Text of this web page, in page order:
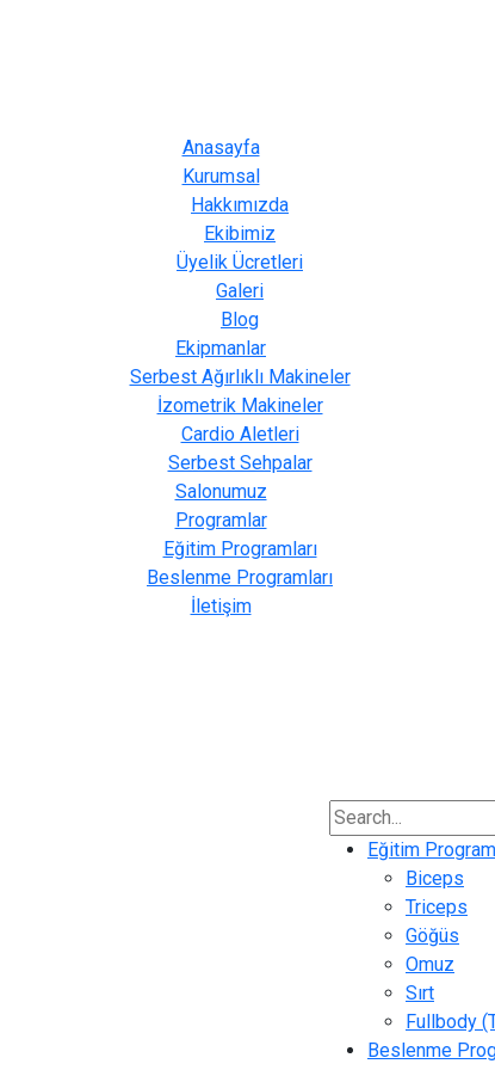
Anasayfa
Kurumsal
Hakkımızda
Ekibimiz
Üyelik Ücretleri
Galeri
Blog
Ekipmanlar
Serbest Ağırlıklı Makineler
İzometrik Makineler
Cardio Aletleri
Serbest Sehpalar
Salonumuz
Programlar
Eğitim Programları
Beslenme Programları
İletişim
Eğitim
Biceps
Triceps
Göğüs
Omuz
Sırt
Fullbody
Beslenme